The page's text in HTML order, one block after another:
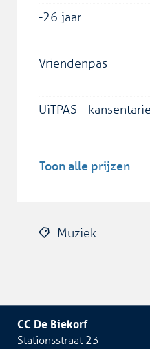
-26 jaar
Vriendenpas
UiTPAS -
Toon alle prijzen
Muziek
CC De Biekorf
Adres
Stationsstraat 23